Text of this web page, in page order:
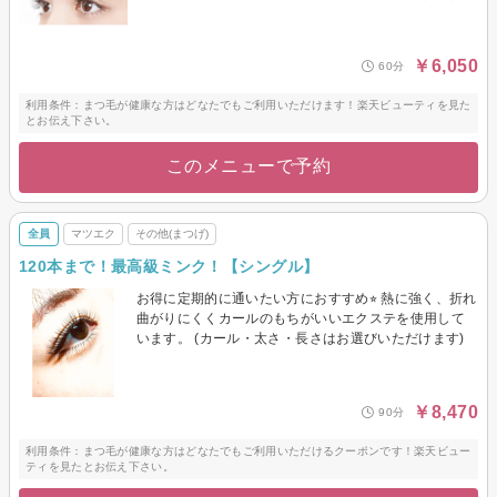
60分 ￥6,050
利用条件：まつ毛が健康な方はどなたでもご利用いただけます！楽天ビューティを見た
とお伝え下さい。
このメニューで予約
全員 マツエク その他(まつげ)
120本まで！最高級ミンク！【シングル】
お得に定期的に通いたい方におすすめ⭐︎ 熱に強く、折れ
曲がりにくくカールのもちがいいエクステを使用して
います。 (カール・太さ・長さはお選びいただけます)
90分 ￥8,470
利用条件：まつ毛が健康な方はどなたでもご利用いただけるクーポンです！楽天ビュー
ティを見たとお伝え下さい。